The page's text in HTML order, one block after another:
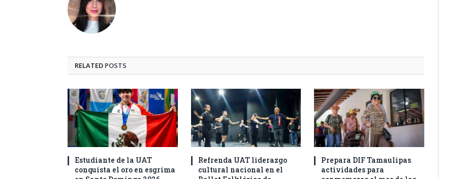
RELATED POSTS
Estudiante de la UAT
conquista el oro en esgrima
Refrenda UAT liderazgo
cultural nacional en el
Prepara DIF Tamaulipas
actividades para